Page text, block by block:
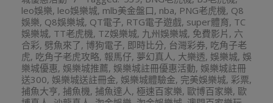
29
leo娛樂, leo娛樂城, mlb美金盤口, nba, PNG老虎機, Q8
娛樂, Q8娛樂城, QT電子, RTG電子遊戲, super體育, TC
娛樂城, TT老虎機, TZ娛樂城, 九州娛樂城, 免費影片 , 六
合彩, 劈魚來了, 博狗電子, 即時比分, 台灣彩券, 吃角子老
虎, 吃角子老虎攻略, 報馬仔, 夢幻真人, 大樂透, 娛樂城, 娛
樂城優惠, 娛樂城推薦, 娛樂城註冊優惠活動, 娛樂城註冊
送300, 娛樂城送註冊金, 娛樂城體驗金, 完美娛樂城, 彩票,
捕魚大亨, 捕魚機, 捕魚達人, 極速百家樂, 歐博百家樂, 歐